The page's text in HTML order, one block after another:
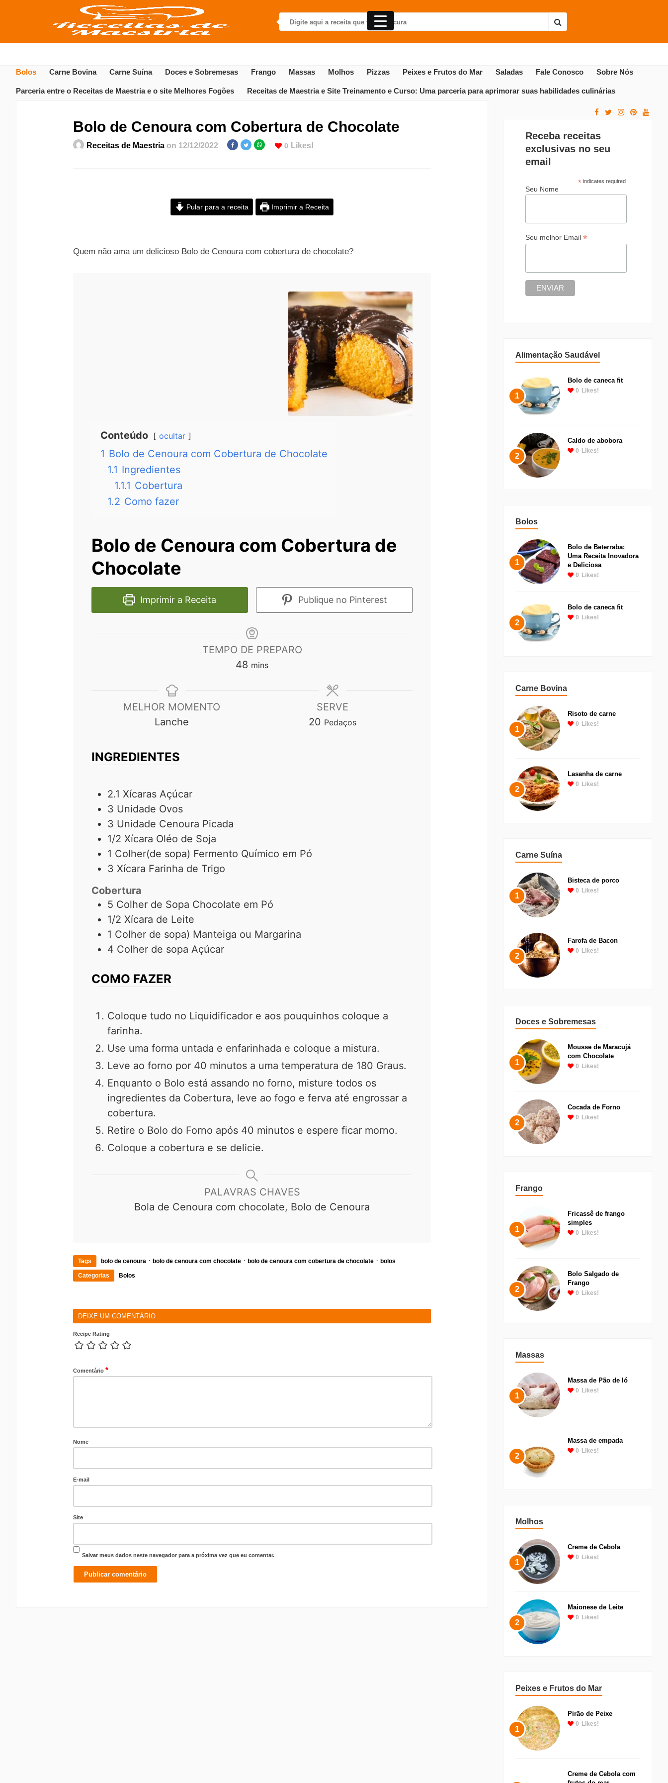
Bolos Carne Bovina Carne Suína Doces e Sobremesas Frango Massas Molhos Pizzas Peixes e Frutos do Mar Saladas Fale Conosco Sobre Nós
Parceria entre o Receitas de Maestria e o site Melhores Fogões Receitas de Maestria e Site Treinamento e Curso: Uma parceria para aprimorar suas habilidades culinárias
Bolo de Cenoura com Cobertura de Chocolate
Receitas de Maestria on 12/12/2022 0 Likes!
Pular para a receita Imprimir a Receita
Quem não ama um delicioso Bolo de Cenoura com cobertura de chocolate?
Conteúdo ocultar
1 Bolo de Cenoura com Cobertura de Chocolate
1.1 Ingredientes
1.1.1 Cobertura
1.2 Como fazer
Bolo de Cenoura com Cobertura de
Chocolate
Imprimir a Receita Publique no Pinterest
TEMPO DE PREPARO
48 minutes
mins
MELHOR MOMENTO
Lanche
SERVE
20 Pedaços
INGREDIENTES
2.1 Xícaras Açúcar
3 Unidade Ovos
3 Unidade Cenoura Picada
1/2 Xícara Oléo de Soja
1 Colher(de sopa) Fermento Químico em Pó
3 Xícara Farinha de Trigo
Cobertura
5 Colher de Sopa Chocolate em Pó
1/2 Xícara de Leite
1 Colher de sopa) Manteiga ou Margarina
4 Colher de sopa Açúcar
COMO FAZER
Coloque tudo no Liquidificador e aos pouquinhos coloque a
farinha.
Use uma forma untada e enfarinhada e coloque a mistura.
Leve ao forno por 40 minutos a uma temperatura de 180 Graus.
Enquanto o Bolo está assando no forno, misture todos os
ingredientes da Cobertura, leve ao fogo e ferva até engrossar a
cobertura.
Retire o Bolo do Forno após 40 minutos e espere ficar morno.
Coloque a cobertura e se delicie.
PALAVRAS CHAVES
Bola de Cenoura com chocolate, Bolo de Cenoura
Tags bolo de cenoura · bolo de cenoura com chocolate · bolo de cenoura com cobertura de chocolate · bolos
Categorias Bolos
DEIXE UM COMENTÁRIO
Recipe Rating
Comentário *
Nome
E-mail
Site
Salvar meus dados neste navegador para a próxima vez que eu comentar.
Receba receitas
exclusivas no seu
email
*indicates required
Seu Nome
Seu melhor Email *
Alimentação Saudável
1
Bolo de caneca fit
0 Likes!
2
Caldo de abobora
0 Likes!
Bolos
1
Bolo de Beterraba:
Uma Receita Inovadora
e Deliciosa
0 Likes!
2
Bolo de caneca fit
0 Likes!
Carne Bovina
1
Risoto de carne
0 Likes!
2
Lasanha de carne
0 Likes!
Carne Suína
1
Bisteca de porco
0 Likes!
2
Farofa de Bacon
0 Likes!
Doces e Sobremesas
1
Mousse de Maracujá
com Chocolate
0 Likes!
2
Cocada de Forno
0 Likes!
Frango
1
Fricassê de frango
simples
0 Likes!
2
Bolo Salgado de
Frango
0 Likes!
Massas
1
Massa de Pão de ló
0 Likes!
2
Massa de empada
0 Likes!
Molhos
1
Creme de Cebola
0 Likes!
2
Maionese de Leite
0 Likes!
Peixes e Frutos do Mar
1
Pirão de Peixe
0 Likes!
Creme de Cebola com